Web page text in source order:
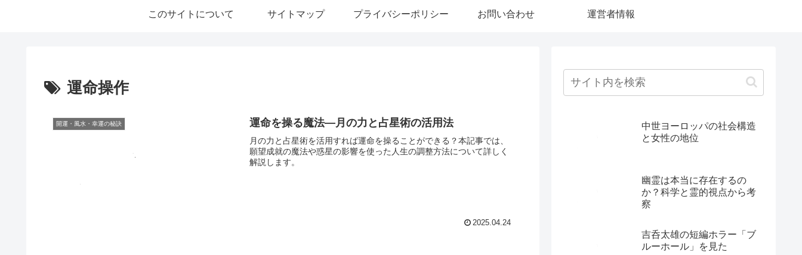
このサイトについて サイトマップ プライバシーポリシー お問い合わせ 運営者情報
運命操作
開運・風水・幸運の秘訣 運命を操る魔法—月の力と占星術の活用法
月の力と占星術を活用すれば運命を操ることができる？本記事では、
願望成就の魔法や惑星の影響を使った人生の調整方法について詳しく
解説します。
2025.04.24
中世ヨーロッパの社会構造
と女性の地位
幽霊は本当に存在するの
か？科学と霊的視点から考
察
吉呑太雄の短編ホラー「ブ
ルーホール」を見た